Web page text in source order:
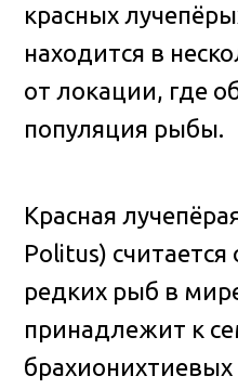
красных
находится в
от локации, где
популяция рыбы.
Красная
Politus)
редких рыб в
принадлежит к
брахионихтиевых